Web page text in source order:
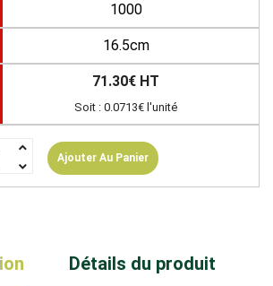
1000
16.5cm
71.30€ HT
Soit : 0.0713€ l'unité
Ajouter Au Panier
Détails du produit